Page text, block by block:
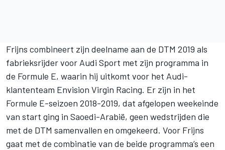
Frijns combineert zijn deelname aan de DTM 2019 als
fabrieksrijder voor Audi Sport met zijn programma in
de Formule E, waarin hij uitkomt voor het Audi-
klantenteam Envision Virgin Racing. Er zijn in het
Formule E-seizoen 2018-2019, dat afgelopen weekeinde
van start ging in Saoedi-Arabië, geen wedstrijden die
met de DTM samenvallen en omgekeerd. Voor Frijns
gaat met de combinatie van de beide programma’s een